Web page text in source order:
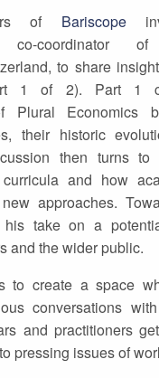
of Bariscope
co-coordinator
to share
1 of 2). Part 1
Plural Economics
their historic
then turns
and how
approaches.
his take on a
and the wider public.
to create a space
conversations
and practitioners
pressing issues of